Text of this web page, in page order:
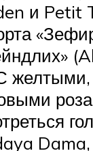
и Petit